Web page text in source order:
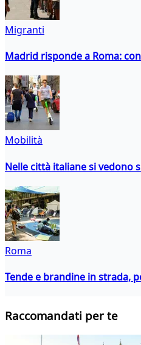
Migranti
Madrid risponde a Roma:
Mobilità
Nelle città italiane si vedono
Roma
Tende e brandine in strada,
Raccomandati per te